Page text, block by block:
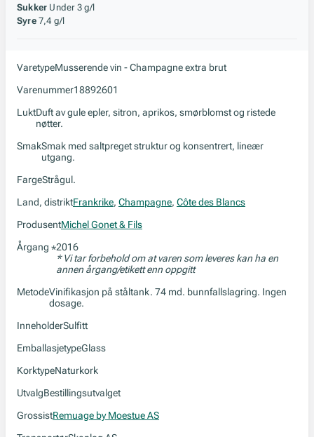
Sukker Under 3 g/l
Syre 7,4 g/l
VaretypeMusserende vin - Champagne extra brut
Varenummer18892601
LuktDuft av gule epler, sitron, aprikos, smørblomst og ristede
nøtter.
SmakSmak med saltpreget struktur og konsentrert, lineær
utgang.
FargeStrågul.
Land, distriktFrankrike, Champagne, Côte des Blancs
ProdusentMichel Gonet & Fils
Årgang *2016
* Vi tar forbehold om at varen som leveres kan ha en
annen årgang/etikett enn oppgitt
MetodeVinifikasjon på ståltank. 74 md. bunnfallslagring. Ingen
dosage.
InneholderSulfitt
EmballasjetypeGlass
KorktypeNaturkork
UtvalgBestillingsutvalget
GrossistRemuage by Moestue AS